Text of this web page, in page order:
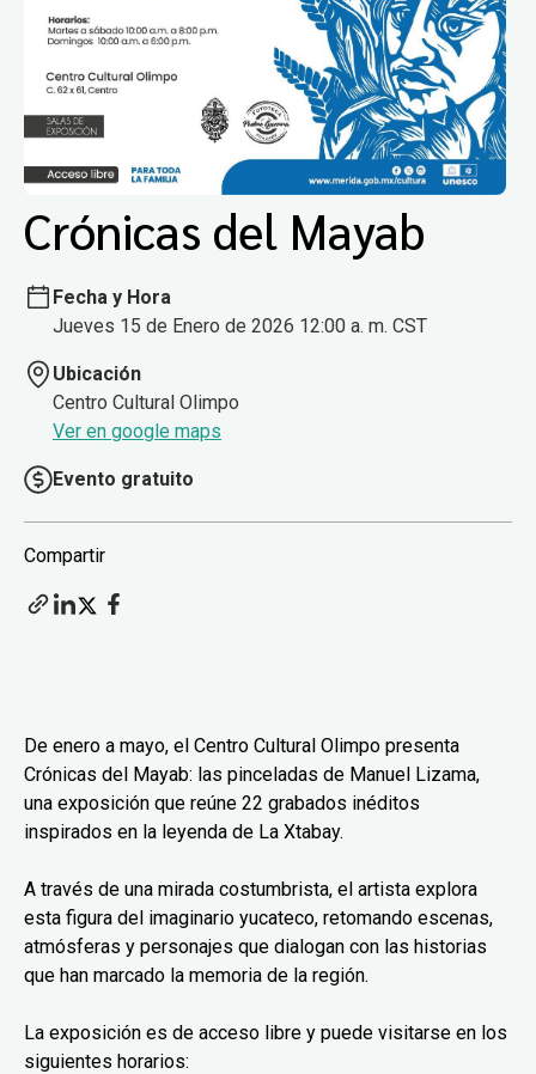
Crónicas del Mayab
Fecha y Hora
Jueves 15 de Enero de 2026 12:00 a. m. CST
Ubicación
Centro Cultural Olimpo
Ver en google maps
Evento gratuito
Compartir
De enero a mayo, el Centro Cultural Olimpo presenta
Crónicas del Mayab: las pinceladas de Manuel Lizama,
una exposición que reúne 22 grabados inéditos
inspirados en la leyenda de La Xtabay.
A través de una mirada costumbrista, el artista explora
esta figura del imaginario yucateco, retomando escenas,
atmósferas y personajes que dialogan con las historias
que han marcado la memoria de la región.
La exposición es de acceso libre y puede visitarse en los
siguientes horarios: